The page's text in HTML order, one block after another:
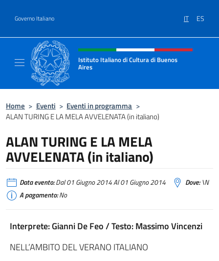
Governo Italiano IT ES
Intestazione sito, social e menù
Istituto Italiano di Cultura di Buenos
Aires
Home > Eventi > Eventi in programma >
ALAN TURING E LA MELA AVVELENATA (in italiano)
ALAN TURING E LA MELA
AVVELENATA (in italiano)
Data evento:Dal 01 Giugno 2014 Al 01 Giugno 2014 Dove:\N
A pagamento:No
Interprete: Gianni De Feo / Testo: Massimo Vincenzi
NELL’AMBITO DEL VERANO ITALIANO